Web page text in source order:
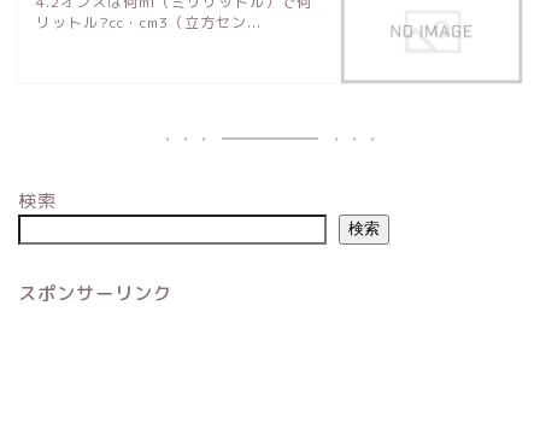
リットル?cc・cm3（立方セン...
検索
検索
スポンサーリンク